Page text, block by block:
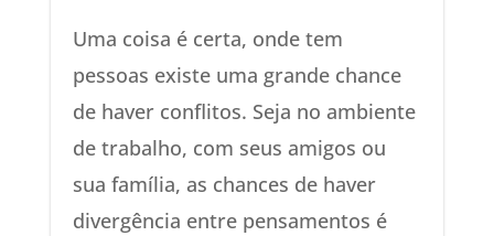
Uma coisa é certa, onde tem
pessoas existe uma grande chance
de haver conflitos. Seja no ambiente
de trabalho, com seus amigos ou
sua família, as chances de haver
divergência entre pensamentos é